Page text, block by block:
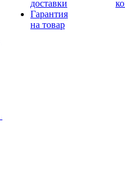
доставки
Гарантия
на товар